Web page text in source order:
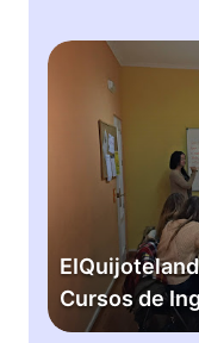
Cursos de
E
l